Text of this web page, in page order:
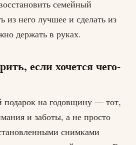
семейный
из него лучшее и сделать из
держать в руках.
если хочется чего-
подарок на годовщину — тот,
и заботы, а не просто
снимками